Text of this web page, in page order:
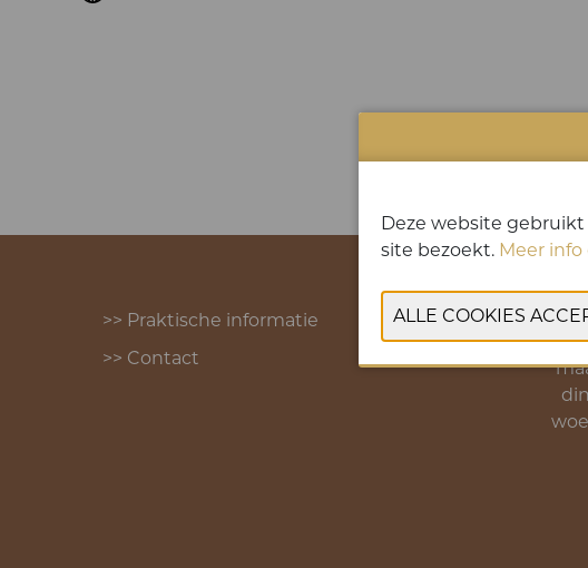
>> Praktische informatie
>> Contact
Deze website
site bezoekt. Meer info